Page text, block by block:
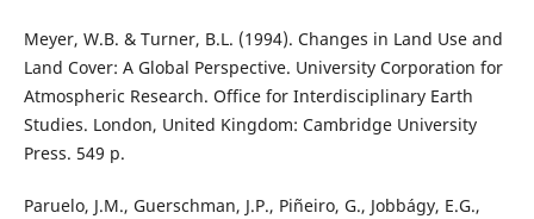
Meyer, W.B. & Turner, B.L. (1994). Changes in Land Use and
Land Cover: A Global Perspective. University Corporation for
Atmospheric Research. Office for Interdisciplinary Earth
Studies. London, United Kingdom: Cambridge University
Press. 549 p.
Paruelo, J.M., Guerschman, J.P., Piñeiro, G., Jobbágy, E.G.,